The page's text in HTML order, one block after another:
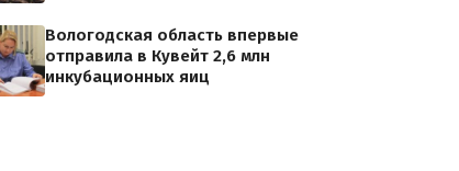
Вологодская область впервые
отправила в Кувейт 2,6 млн
инкубационных яиц